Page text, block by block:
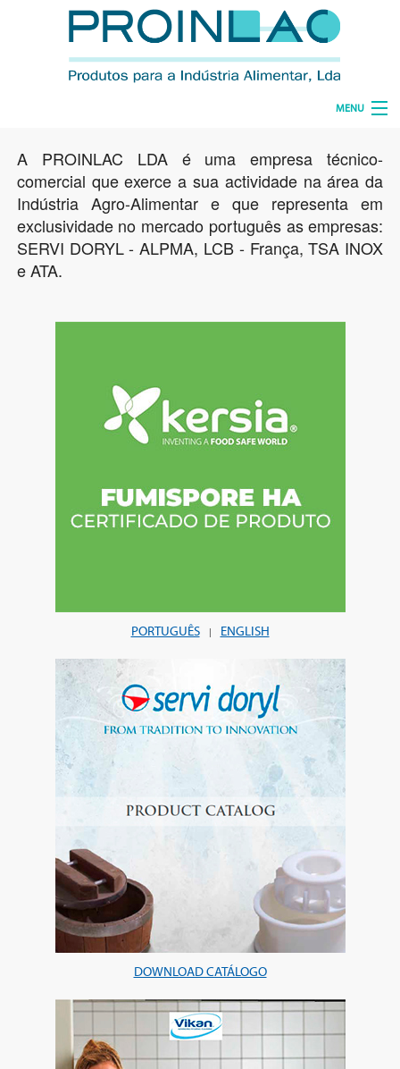
MENU
EMPRESA
PRODUTOS
A PROINLAC LDA é uma empresa técnico-
comercial que exerce a sua actividade na área da
Indústria Agro-Alimentar e que representa em
exclusividade no mercado português as empresas:
SERVI DORYL - ALPMA, LCB - França, TSA INOX
e ATA.
PORTUGUÊS| ENGLISH
DOWNLOAD CATÁLOGO